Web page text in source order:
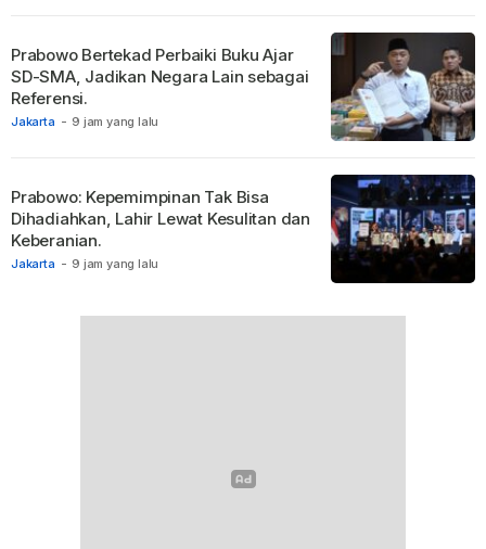
Jakarta - 9 jam yang lalu
Prabowo Bertekad Perbaiki Buku Ajar
SD-SMA, Jadikan Negara Lain sebagai
Referensi.
Jakarta - 9 jam yang lalu
Prabowo: Kepemimpinan Tak Bisa
Dihadiahkan, Lahir Lewat Kesulitan dan
Keberanian.